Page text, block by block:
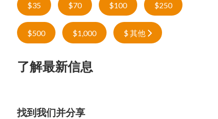
$35 $70 $100 $250
$500 $1,000 $ 其他
了解最新信息
找到我们并分享